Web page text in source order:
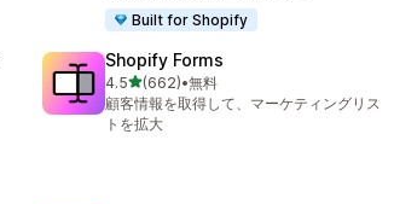
Built for Shopify
Shopify Forms
4.55つ星中
(662)
合計レビュー数：662件
•無料
顧客情報を取得して、マーケティングリス
トを拡大